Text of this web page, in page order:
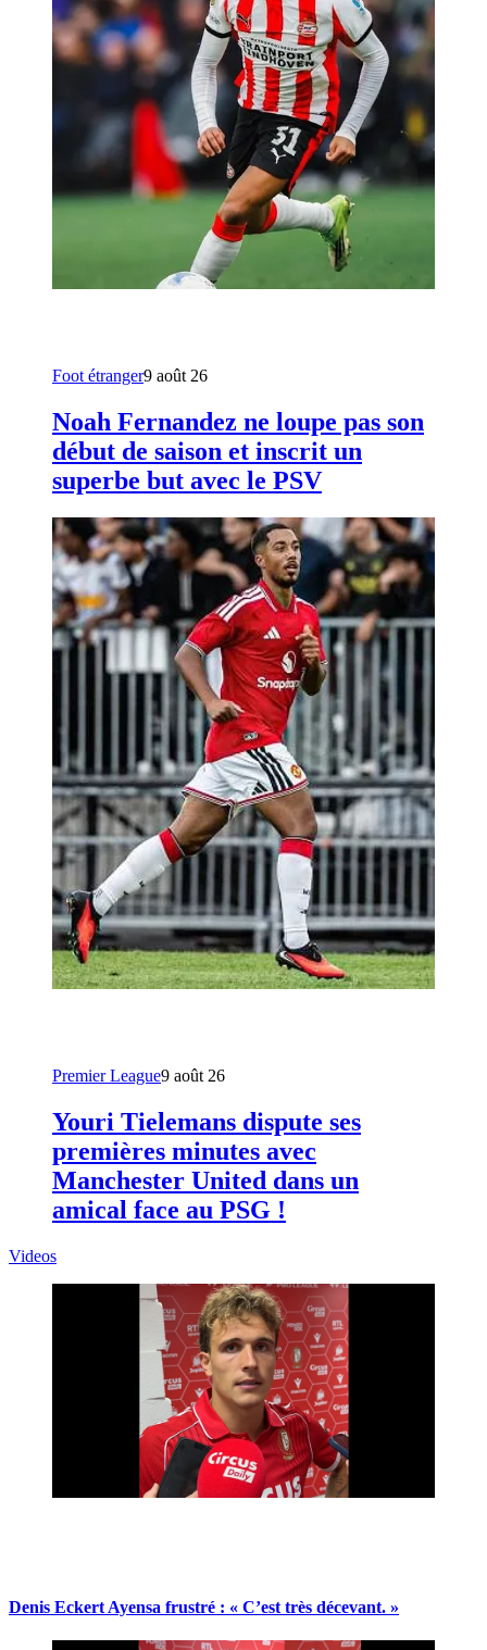
Foot étranger9 août 26
Noah Fernandez ne loupe pas son
début de saison et inscrit un
superbe but avec le PSV
Premier League9 août 26
Youri Tielemans dispute ses
premières minutes avec
Manchester United dans un
amical face au PSG !
Videos
Denis Eckert Ayensa frustré : « C’est très décevant. »